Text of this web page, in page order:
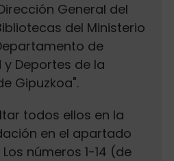
General del
del Ministerio
de
Deportes de la
Gipuzkoa".
todos ellos en la
en el apartado
números 1-14 (de